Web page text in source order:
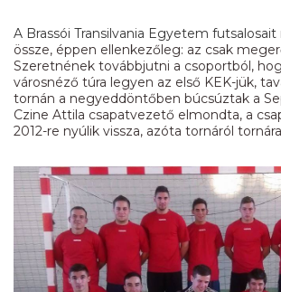
A Brassói Transilvania Egyetem futsalosait
össze, éppen ellenkezőleg: az csak
Szeretnének továbbjutni a csoportból,
városnéző túra legyen az első KEK-jük,
tornán a negyeddöntőben búcsúztak a
Czine Attila csapatvezető elmondta, a
2012-re nyúlik vissza, azóta tornáról